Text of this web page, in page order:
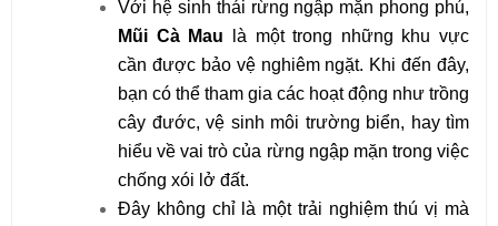
Với hệ sinh thái rừng ngập mặn phong phú,
Mũi Cà Mau là một trong những khu vực
cần được bảo vệ nghiêm ngặt. Khi đến đây,
bạn có thể tham gia các hoạt động như trồng
cây đước, vệ sinh môi trường biển, hay tìm
hiểu về vai trò của rừng ngập mặn trong việc
chống xói lở đất.
Đây không chỉ là một trải nghiệm thú vị mà